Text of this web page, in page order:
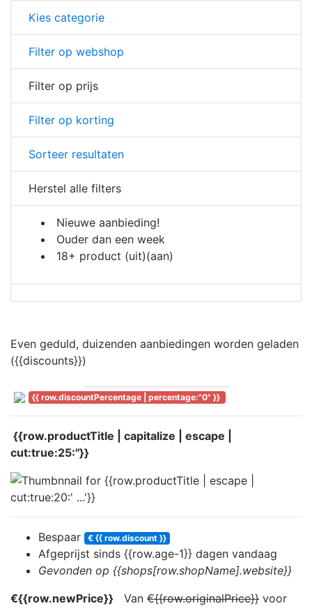
Kies categorie
Filter op webshop
Filter op prijs
Filter op korting
Sorteer resultaten
Herstel alle filters
Nieuwe aanbieding!
Ouder dan een week
18+ product (uit)(aan)
Even geduld, duizenden aanbiedingen worden geladen
({{discounts}})
{{ row.discountPercentage | percentage:"0" }}
{{row.productTitle | capitalize | escape |
cut:true:25:''}}
Bespaar € {{ row.discount }}
Afgeprijst sinds {{row.age-1}} dagen vandaag
Gevonden op {{shops[row.shopName].website}}
€{{row.newPrice}}
Van €{{row.originalPrice}} voor